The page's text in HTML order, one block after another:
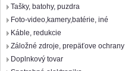
Tašky, batohy, puzdra
Foto-video,kamery,batérie, iné
Káble, redukcie
Záložné zdroje, prepäťove ochrany
Doplnkový tovar